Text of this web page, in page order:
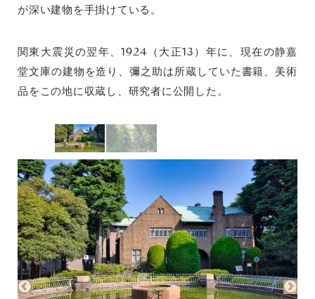
が深い建物を手掛けている。
関東大震災の翌年、1924（大正13）年に、現在の静嘉
堂文庫の建物を造り、彌之助は所蔵していた書籍、美術
品をこの地に収蔵し、研究者に公開した。